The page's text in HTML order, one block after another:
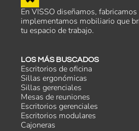
En VISSO diseñamos, fabricamos
implementamos mobiliario que
tu espacio de trabajo.
LOS MÁS BUSCADOS
Escritorios de oficina
Sillas ergonómicas
Sillas gerenciales
Mesas de reuniones
Escritorios gerenciales
Escritorios modulares
Cajoneras